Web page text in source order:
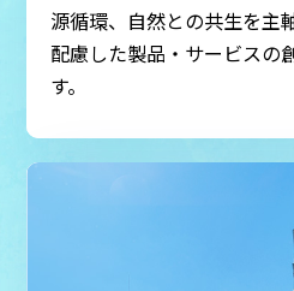
源循環、自然との共生を主
配慮した製品・サービスの
す。
社会トップ
人権
人材戦略
健康経営・労働安全